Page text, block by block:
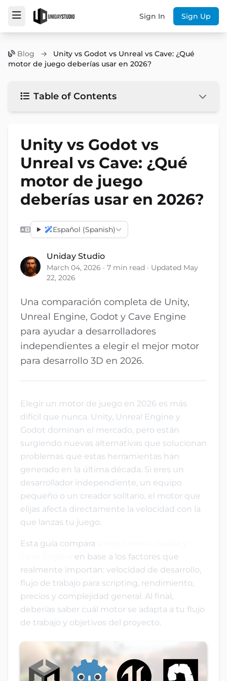
Sign In Sign Up
Blog →
Unity vs Godot vs Unreal vs Cave: ¿Qué
motor de juego deberías usar en 2026?
Table of Contents
Unity vs Godot vs
Unreal vs Cave: ¿Qué
motor de juego
deberías usar en 2026?
Español (Spanish)
Uniday Studio
March 04, 2026 · 7 min read · Updated May
22, 2026
Una comparación completa de Unity,
Unreal Engine, Godot y Cave Engine
para ayudar a desarrolladores
independientes a elegir el mejor motor
para desarrollo 3D en 2026.
Elegir un motor de juego en 2026 es más
difícil que nunca. Unity, Unreal Engine y
Godot dominan el mercado, pero están
surgiendo nuevas alternativas que solucionan
problemas que estas herramientas han
generado en la última década. Si eres un
desarrollador independiente, un equipo
pequeño o un creador solitario, el motor que
elijas afecta directamente la velocidad con la
que lanzas tu juego.
Esta guía compara
en base a los factores que
realmente importan: velocidad de desarrollo,
flujo de trabajo para scripting, rendimiento,
precios y complejidad general. Al final,
deberías saber cuál motor se adapta a tu flujo
de trabajo y objetivos del proyecto.